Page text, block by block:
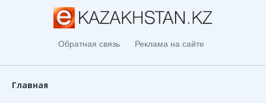
Обратная связь Реклама на сайте
Главная